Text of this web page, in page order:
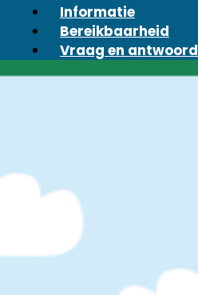
Informatie
Bereikbaarheid
Vraag en antwoord